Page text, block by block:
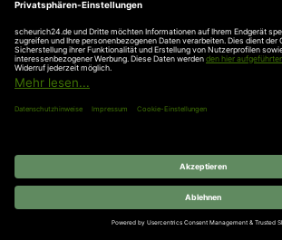
Antriebe
Deutschland Test – Bester Onlineshop 2022
FOCUS Money – Branchensieger „Rund ums
DIE WELT – Service-Champion im erlebten
DIE WELT – Branchengewinner Gold-Rang
© 2026 SCHEURICH